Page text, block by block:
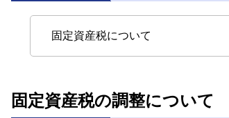
固定資産税について
固定資産税の調整について